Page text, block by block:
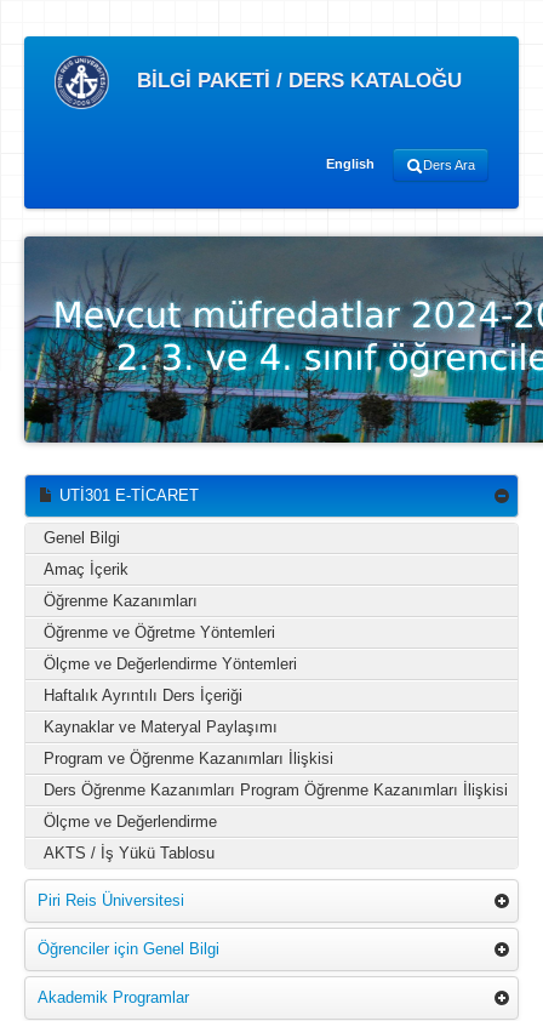
BİLGİ PAKETİ / DERS KATALOĞU
English Ders Ara
UTİ301 E-TİCARET
Genel Bilgi
Amaç İçerik
Öğrenme Kazanımları
Öğrenme ve Öğretme Yöntemleri
Ölçme ve Değerlendirme Yöntemleri
Haftalık Ayrıntılı Ders İçeriği
Kaynaklar ve Materyal Paylaşımı
Program ve Öğrenme Kazanımları İlişkisi
Ders Öğrenme Kazanımları Program Öğrenme Kazanımları İlişkisi
Ölçme ve Değerlendirme
AKTS / İş Yükü Tablosu
Piri Reis Üniversitesi
Öğrenciler için Genel Bilgi
Akademik Programlar